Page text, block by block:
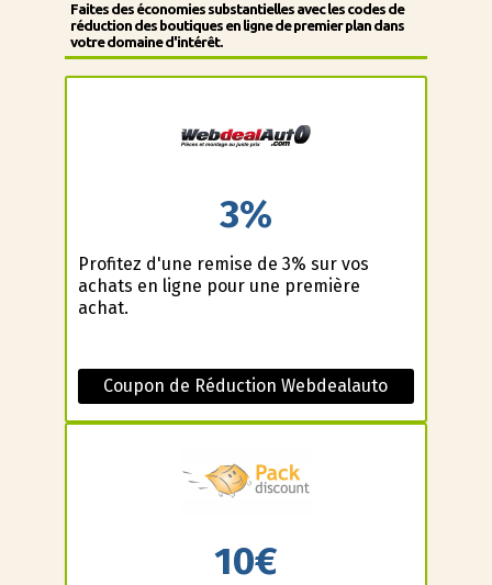
Faites des économies substantielles avec les codes de
réduction des boutiques en ligne de premier plan dans
votre domaine d'intérêt.
3%
Profitez d'une remise de 3% sur vos
achats en ligne pour une première
achat.
Coupon de Réduction Webdealauto
10€